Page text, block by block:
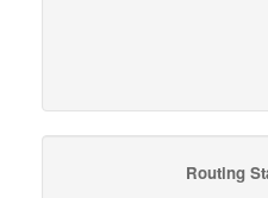
Routing